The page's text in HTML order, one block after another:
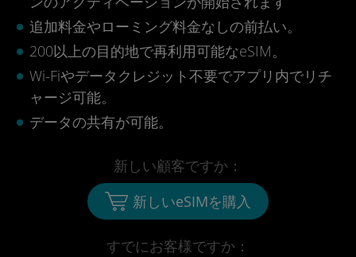
追加料金やローミング料金なしの前払い。
200以上の目的地で再利用可能なeSIM。
Wi-Fiやデータクレジット不要でアプリ内でリチ
ャージ可能。
データの共有が可能。
すでにお客様ですか：
新しい顧客ですか：
新しいeSIMを購入